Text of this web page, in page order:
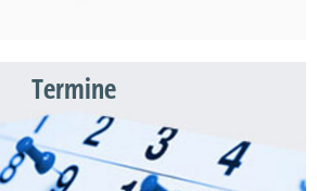
Termine